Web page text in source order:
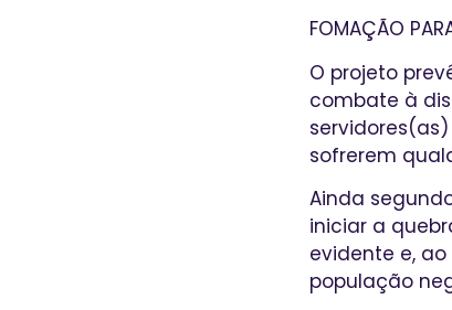
FOMAÇÃO
O projeto
combate à
sofrerem
Ainda
iniciar a
evidente e,
população